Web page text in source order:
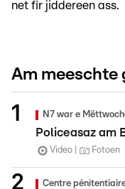
net fir jiddereen ass.
Am meeschte
N7 war e
Policeasaz am
Video Fotoen
Centre